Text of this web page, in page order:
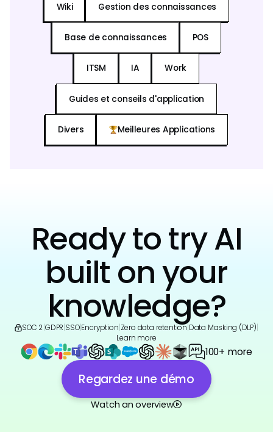
Wiki Gestion des connaissances
Base de connaissances POS
ITSM IA Work
Guides et conseils d'application
Divers Meilleures Applications
Ready to try AI
built on your
knowledge?
SOC 2|GDPR|SSO|Encryption|Zero data retention|Data Masking (DLP)|
Learn more
100+ more
Regardez une démo
Watch an overview